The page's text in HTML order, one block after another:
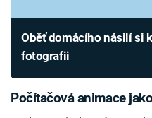
Oběť domácího násilí si
fotografii
Počítačová animace